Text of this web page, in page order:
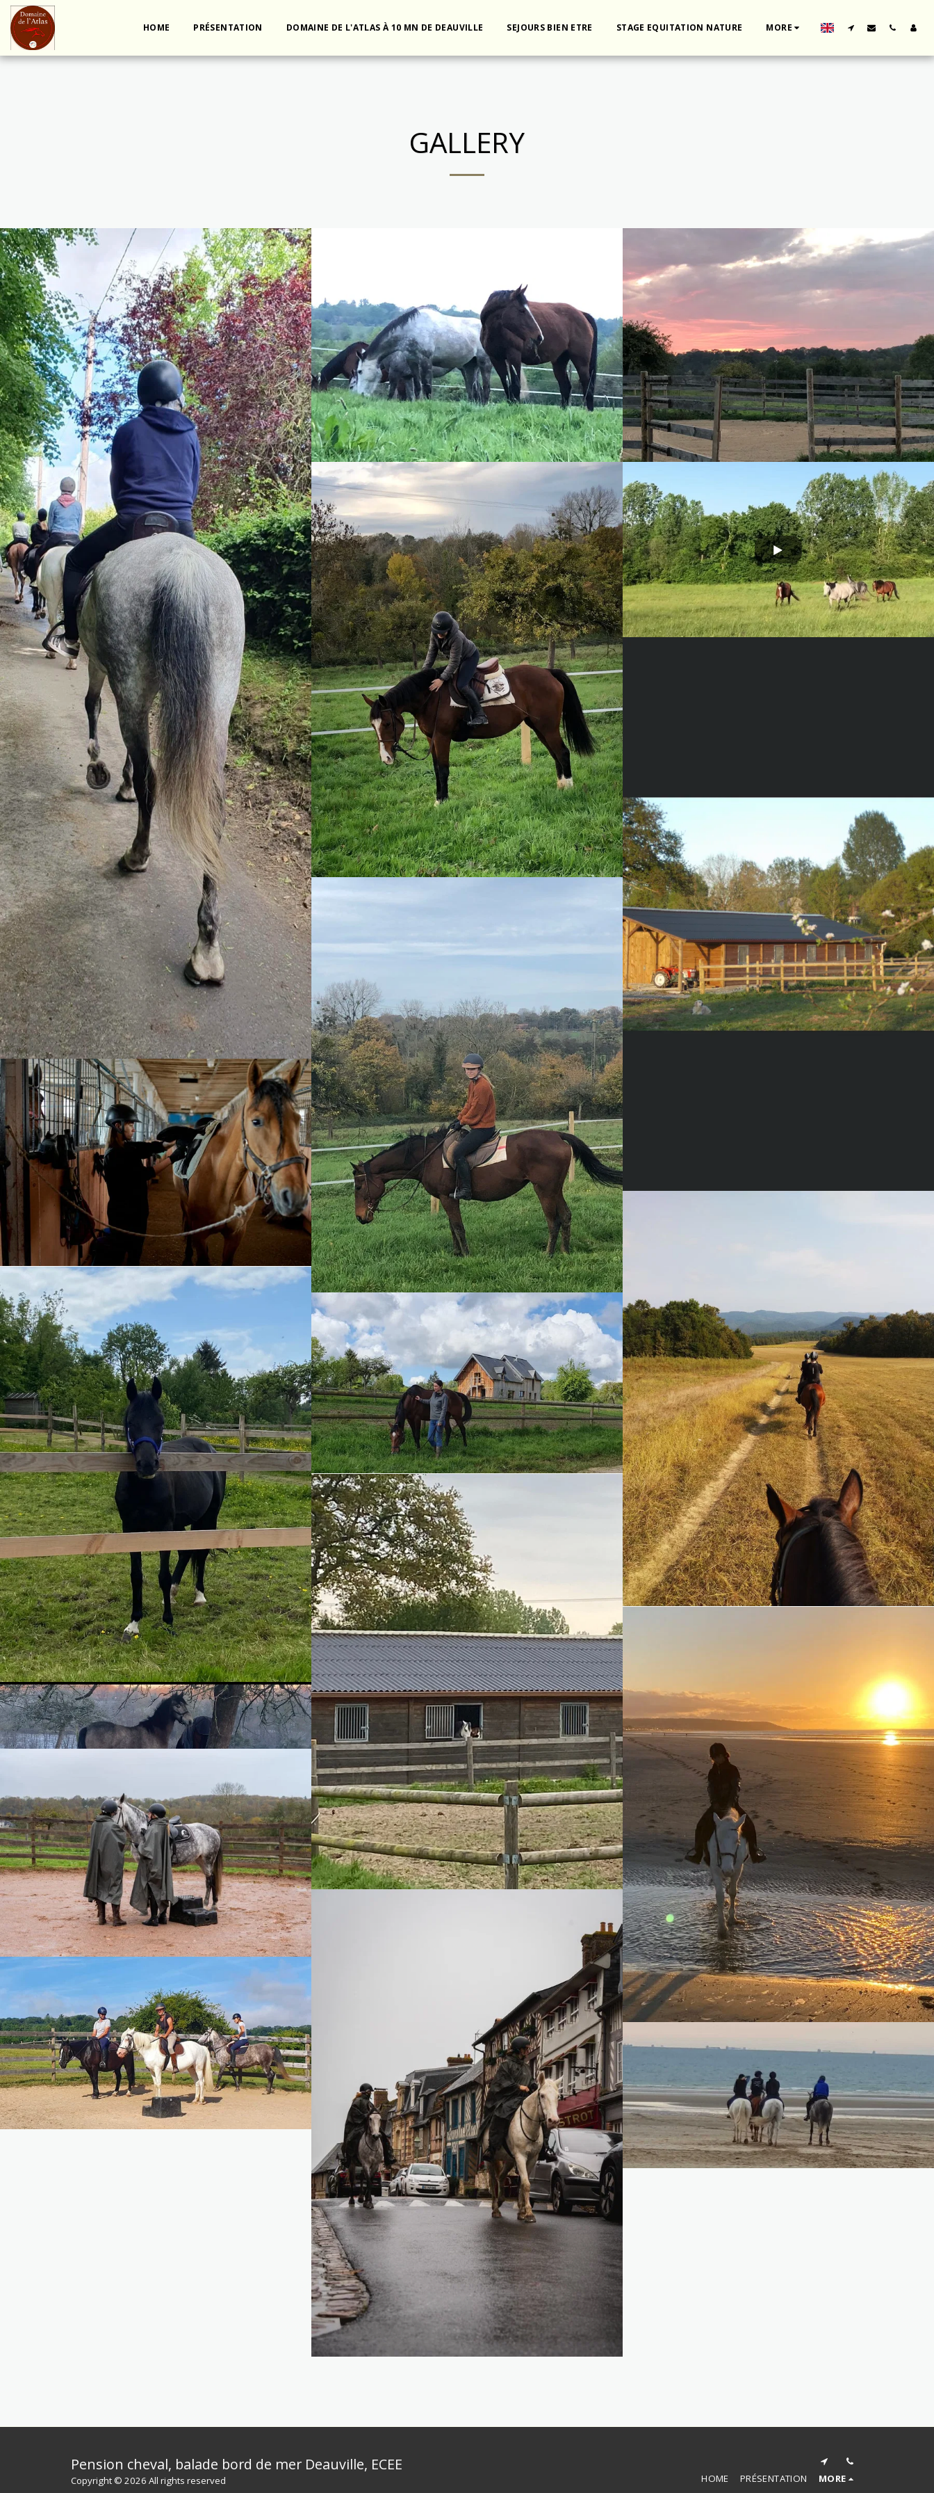
HOME PRÉSENTATION DOMAINE DE L'ATLAS À 10 MN DE DEAUVILLE SEJOURS BIEN ETRE STAGE EQUITATION NATURE MORE
GALLERY
6 ha of paddocks loin ring
after work
group relaxation that happiness
life is Beautiful
Norman walk
Pension cheval, balade bord de mer Deauville, ECEE
Copyright © 2026 All rights reserved HOME PRÉSENTATION MORE